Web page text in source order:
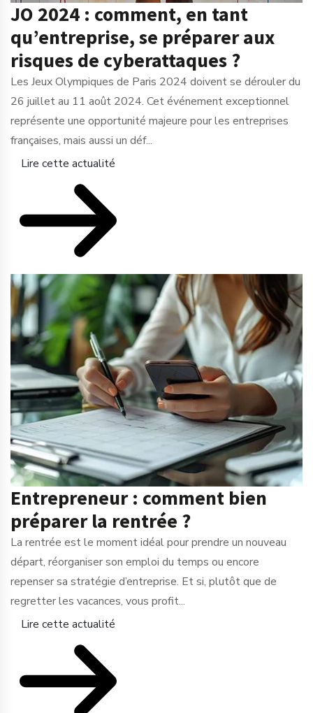
JO 2024 : comment, en tant
qu’entreprise, se préparer aux
risques de cyberattaques ?
Les Jeux Olympiques de Paris 2024 doivent se dérouler du
26 juillet au 11 août 2024. Cet événement exceptionnel
représente une opportunité majeure pour les entreprises
françaises, mais aussi un déf...
Lire cette actualité
Entrepreneur : comment bien
préparer la rentrée ?
La rentrée est le moment idéal pour prendre un nouveau
départ, réorganiser son emploi du temps ou encore
repenser sa stratégie d’entreprise. Et si, plutôt que de
regretter les vacances, vous profit...
Lire cette actualité